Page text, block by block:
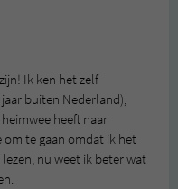
Ik ken het zelf
buiten Nederland),
heeft naar
te gaan omdat ik het
nu weet ik beter wat